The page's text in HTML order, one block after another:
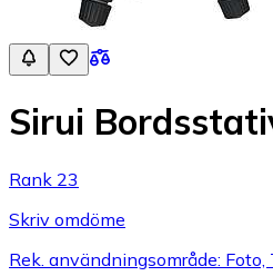
Sirui
Rank 23
Skriv omdöme
Rek. användningsområde: